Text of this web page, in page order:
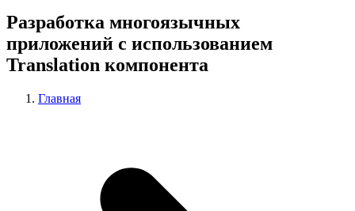
Разработка многоязычных
приложений с использованием
Translation компонента
Главная